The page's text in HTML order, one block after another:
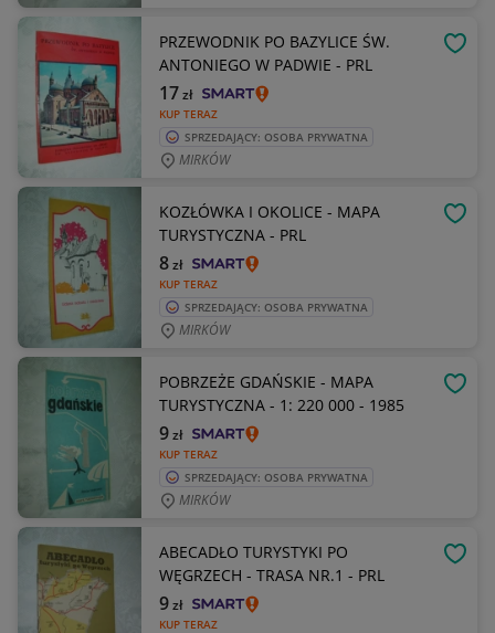
PRZEWODNIK PO BAZYLICE ŚW.
ANTONIEGO W PADWIE - PRL
KUP TERAZ
17zł
SPRZEDAJĄCY: OSOBA PRYWATNA
MIRKÓW
KOZŁÓWKA I OKOLICE - MAPA
TURYSTYCZNA - PRL
KUP TERAZ
8zł
SPRZEDAJĄCY: OSOBA PRYWATNA
MIRKÓW
POBRZEŻE GDAŃSKIE - MAPA
TURYSTYCZNA - 1: 220 000 - 1985
KUP TERAZ
9zł
SPRZEDAJĄCY: OSOBA PRYWATNA
MIRKÓW
ABECADŁO TURYSTYKI PO
WĘGRZECH - TRASA NR.1 - PRL
KUP TERAZ
9zł